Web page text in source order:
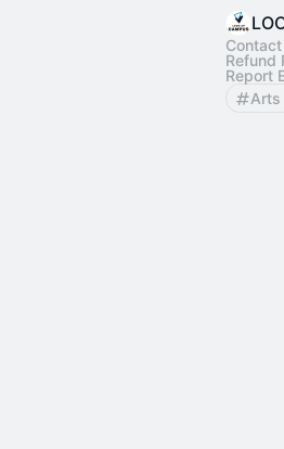
下北沢
📍 スタ
☕ カフ
🤝 温か
Refund
Report
Arts